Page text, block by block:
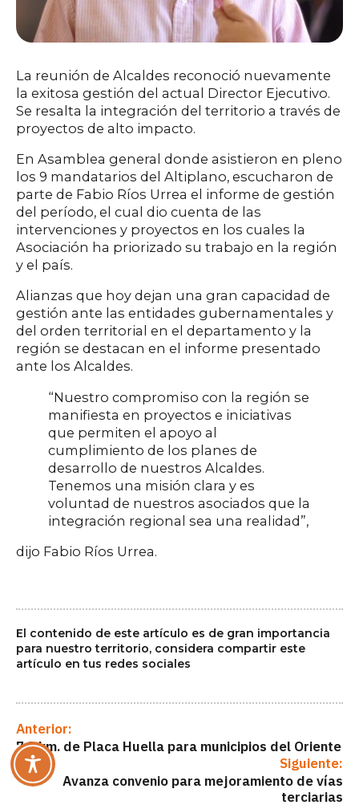
La reunión de Alcaldes reconoció nuevamente
la exitosa gestión del actual Director Ejecutivo.
Se resalta la integración del territorio a través de
proyectos de alto impacto.
En Asamblea general donde asistieron en pleno
los 9 mandatarios del Altiplano, escucharon de
parte de Fabio Ríos Urrea el informe de gestión
del período, el cual dio cuenta de las
intervenciones y proyectos en los cuales la
Asociación ha priorizado su trabajo en la región
y el país.
Alianzas que hoy dejan una gran capacidad de
gestión ante las entidades gubernamentales y
del orden territorial en el departamento y la
región se destacan en el informe presentado
ante los Alcaldes.
“Nuestro compromiso con la región se
manifiesta en proyectos e iniciativas
que permiten el apoyo al
cumplimiento de los planes de
desarrollo de nuestros Alcaldes.
Tenemos una misión clara y es
voluntad de nuestros asociados que la
integración regional sea una realidad”,
dijo Fabio Ríos Urrea.
El contenido de este artículo es de gran importancia
para nuestro territorio, considera compartir este
artículo en tus redes sociales
Anterior:
7.8 km. de Placa Huella para municipios del Oriente
Siguiente:
Avanza convenio para mejoramiento de vías
terciarias